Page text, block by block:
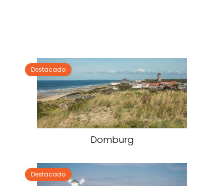
Destacado
Domburg
Destacado